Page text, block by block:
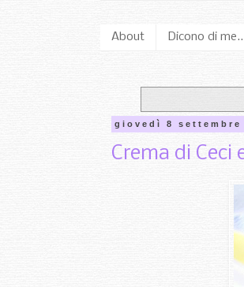
About Dicono di me..
giovedì 8 settembre
Crema di